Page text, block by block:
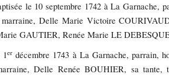
le 10 septembre 1742 à La Garnache,
Delle Marie Victoire
GAUTIER, Renée Marie LE
1er décembre 1743 à La Garnache, parrain,
Delle Renée BOUHIER, sa tante,